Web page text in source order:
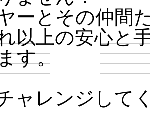
ーとその仲間
以上の安心と
す。
ャレンジして